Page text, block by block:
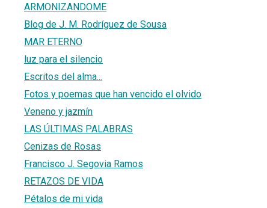
ARMONIZANDOME
Blog de J. M. Rodríguez de Sousa
MAR ETERNO
luz para el silencio
Escritos del alma...
Fotos y poemas que han vencido el olvido
Veneno y jazmín
LAS ÚLTIMAS PALABRAS
Cenizas de Rosas
Francisco J. Segovia Ramos
RETAZOS DE VIDA
Pétalos de mi vida